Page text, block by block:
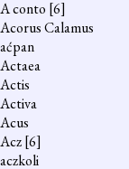
A conto [6]
Acorus Calamus
aćpan
Actaea
Actis
Activa
Acus
Acz[6]
aczkoli